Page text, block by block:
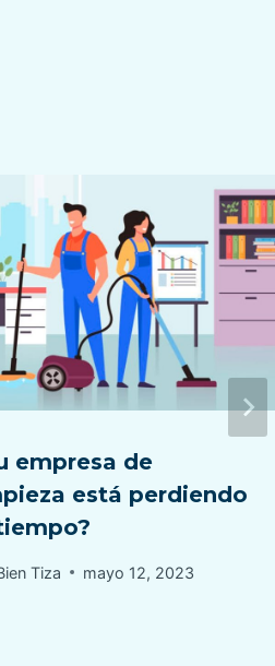
empresa de
está perdiendo
Tiza mayo 12, 2023